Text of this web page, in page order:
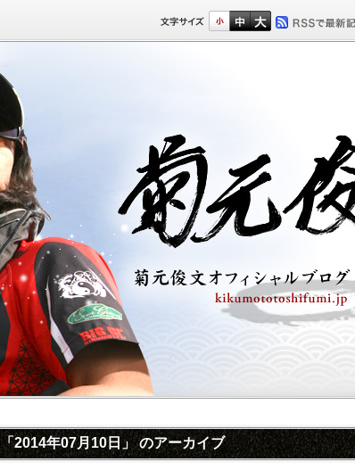
「2014年07月10日」 のアーカイブ